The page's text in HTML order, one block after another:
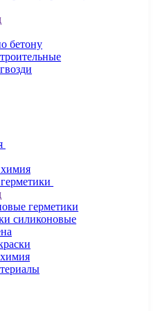
бетону
химия
герметики
силиконовые